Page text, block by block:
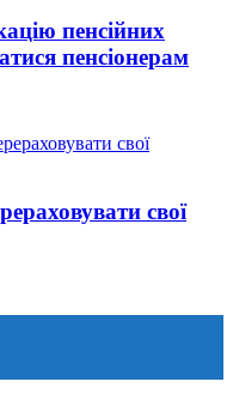
пенсійних
пенсіонерам
свої